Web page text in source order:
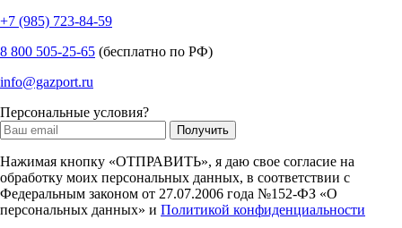
+7 (985) 723-84-59
8 800 505-25-65 (бесплатно по РФ)
info@gazport.ru
Персональные условия?
Нажимая кнопку «ОТПРАВИТЬ», я даю свое согласие на
обработку моих персональных данных, в соответствии с
Федеральным законом от 27.07.2006 года №152-ФЗ «О
персональных данных» и Политикой конфиденциальности